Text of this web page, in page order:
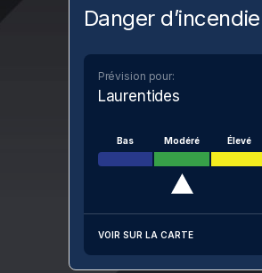
Danger d’incendie
Prévision pour:
Laurentides
Bas Modéré Élevé
VOIR SUR LA CARTE